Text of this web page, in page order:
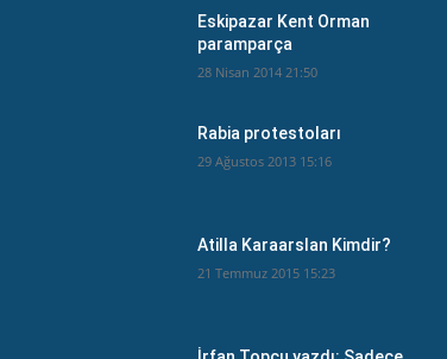
Eskipazar Kent Orman
paramparça
28 Nisan 2014 21:50
Rabia protestoları
29 Ağustos 2013 15:16
Atilla Karaarslan Kimdir?
21 Temmuz 2015 15:23